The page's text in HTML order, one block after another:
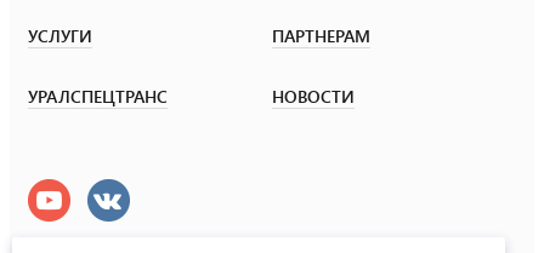
УСЛУГИ ПАРТНЕРАМ
УРАЛСПЕЦТРАНС НОВОСТИ